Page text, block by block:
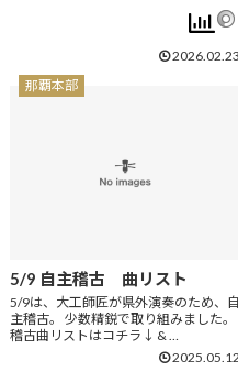
2026.02.23
那覇本部
5/9 自主稽古 曲リスト
5/9は、大工師匠が県外演奏のため、自
主稽古。 少数精鋭で取り組みました。
稽古曲リストはコチラ↓ & …
2025.05.12